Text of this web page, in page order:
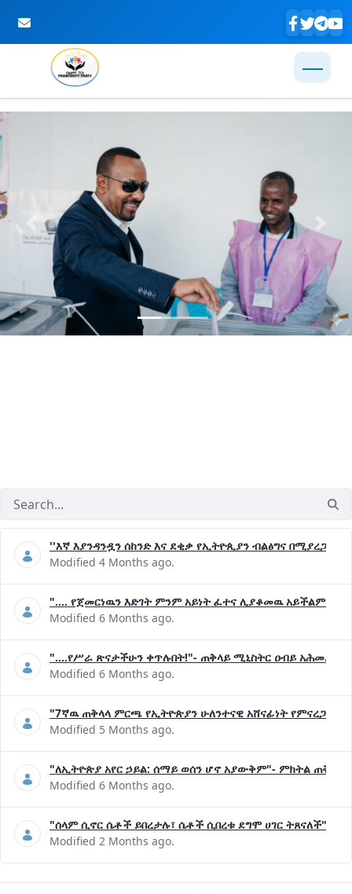
Skip to Main Content
Previous Next
''እኛ እያንዳንዷን ሰከንድ እና ደቂቃ የኢትዮጲያን ብልፅግና
Modified 4 Months ago.
".... የጀመርነዉን እድገት ምንም አይነት ፈተና ሊያቆመዉ አይችልም"-
Modified 6 Months ago.
"....የሥራ ጽናታችሁን ቀጥሉበት!"- ጠቅላይ ሚኒስትር ዐብይ አሕመድ (ዶ/
Modified 6 Months ago.
"7ኛዉ ጠቅላላ ምርጫ የኢትዮጵያን ሁለንተናዊ አሸናፊነት
Modified 5 Months ago.
"ለኢትዮጵያ አየር ኃይል: ሰማይ ወሰን ሆኖ አያውቅም"- ምክትል ጠቅላይ
Modified 6 Months ago.
"ሰላም ሲኖር ሴቶች ይበረታሉ፣ ሴቶች ሲበረቱ ደግሞ ሀገር ትጸናለች"-
Modified 2 Months ago.